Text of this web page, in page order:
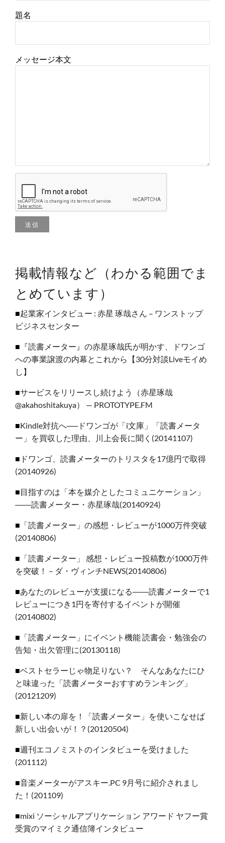
題名
メッセージ本文
掲載情報など（わかる範囲でま
とめています）
■起業家インタビュー : 赤星 琢哉さん – ワンストップ
ビジネスセンター
■ 『読書メーター』の赤星琢哉氏が明かす、ドワンゴ
への事業譲渡の内幕とこれから【30分対談Liveモイめ
し】
■サービスをリリースし続けよう（赤星琢哉
@akahoshitakuya） — PROTOTYPE.FM
■Kindle対抗へ──ドワンゴが「i文庫」「読書メータ
ー」を買収した理由、川上会長に聞く(20141107)
■ ドワンゴ、読書メーターのトリスタを17億円で取得
(20140926)
■目指すのは「本を媒介としたコミュニケーション」
――読書メーター・赤星琢哉(20140924)
■ 「読書メーター」の感想・レビューが1000万件突破
(20140806)
■ 「読書メーター」 感想・レビュー投稿数が1000万件
を突破！ – ダ・ヴィンチNEWS(20140806)
■あなたのレビューが支援になる――読書メーターで1
レビューにつき1円を寄付するイベントが開催
(20140802)
■ 「読書メーター」にイベント機能 読書会・勉強会の
告知・出欠管理に(20130118)
■ベストセラーじゃ物足りない？ そんなあなたにひ
と味違った「読書メーターおすすめランキング」
(20121209)
■新しい本の扉を！「読書メーター」を使いこなせば
新しい出会いが！？(20120504)
■週刊エコノミストのインタビューを受けました
(201112)
■音楽メーターがアスキー.PC 9月号に紹介されまし
た！(201109)
■mixi ソーシャルアプリケーション アワード ヤフー賞
受賞のマイミク通信簿インタビュー